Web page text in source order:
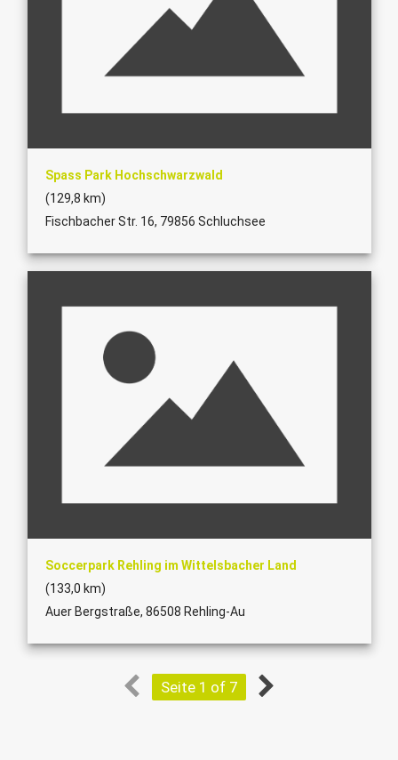
Spass Park Hochschwarzwald
(129,8 km)
Fischbacher Str. 16, 79856 Schluchsee
Soccerpark Rehling im Wittelsbacher Land
(133,0 km)
Auer Bergstraße, 86508 Rehling-Au
Seite 1 of 7